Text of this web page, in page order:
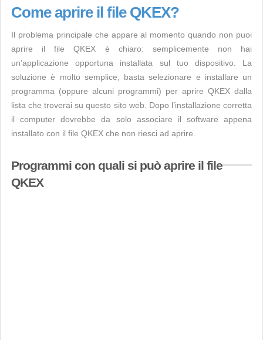
Come aprire il file QKEX?
Il problema principale che appare al momento quando non puoi
aprire il file QKEX è chiaro: semplicemente non hai
un’applicazione opportuna installata sul tuo dispositivo. La
soluzione è molto semplice, basta selezionare e installare un
programma (oppure alcuni programmi) per aprire QKEX dalla
lista che troverai su questo sito web. Dopo l’installazione corretta
il computer dovrebbe da solo associare il software appena
installato con il file QKEX che non riesci ad aprire.
Programmi con quali si può aprire il file
QKEX